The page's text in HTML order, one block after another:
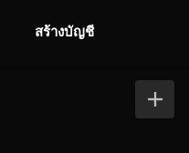
สร้างบัญชี